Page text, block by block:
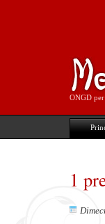
ONGD
1